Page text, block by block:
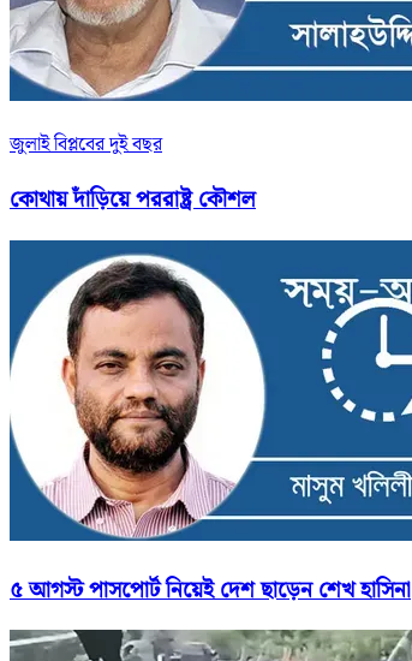
জুলাই বিপ্লবের দুই বছর
কোথায় দাঁড়িয়ে পররাষ্ট্র কৌশল
৫ আগস্ট পাসপোর্ট নিয়েই দেশ ছাড়েন শেখ হাসিনা